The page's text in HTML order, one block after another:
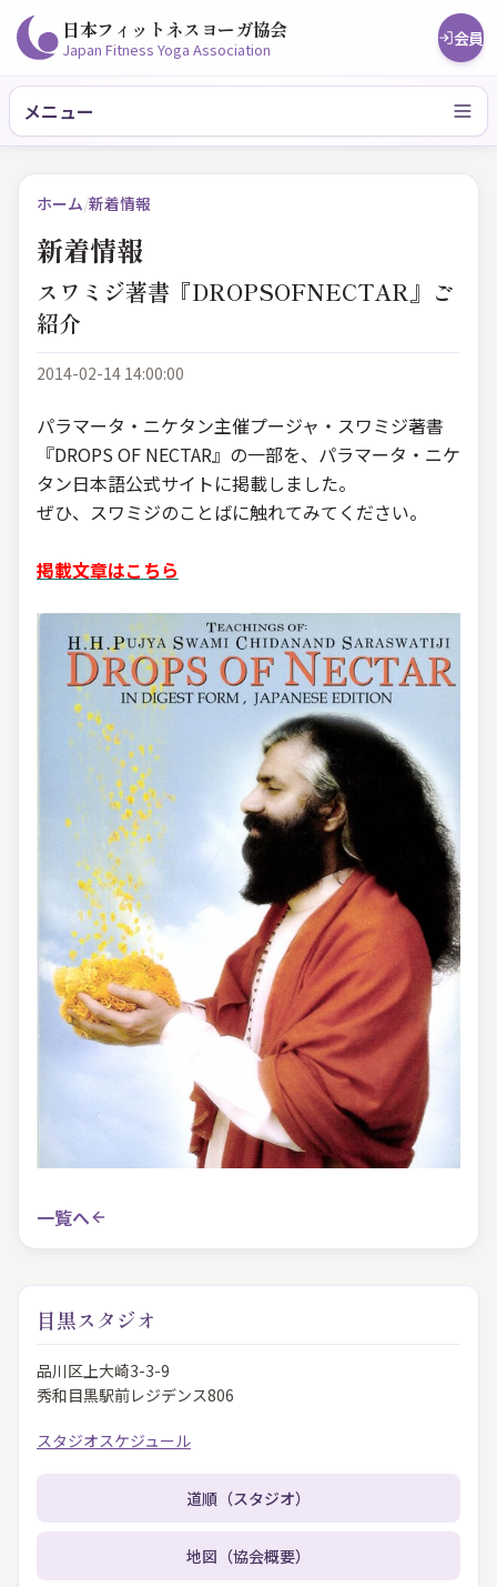
日本フィットネスヨーガ協会
Japan Fitness Yoga Association 会員
メニュー
ホーム/新着情報
新着情報
スワミジ著書『DROPSOFNECTAR』ご
紹介
2014-02-14 14:00:00
パラマータ・ニケタン主催プージャ・スワミジ著書
『DROPS OF NECTAR』の一部を、パラマータ・ニケ
タン日本語公式サイトに掲載しました。
ぜひ、スワミジのことばに触れてみてください。
掲載文章はこちら
一覧へ
目黒スタジオ
品川区上大崎3-3-9
秀和目黒駅前レジデンス806
スタジオスケジュール
道順（スタジオ）
地図（協会概要）